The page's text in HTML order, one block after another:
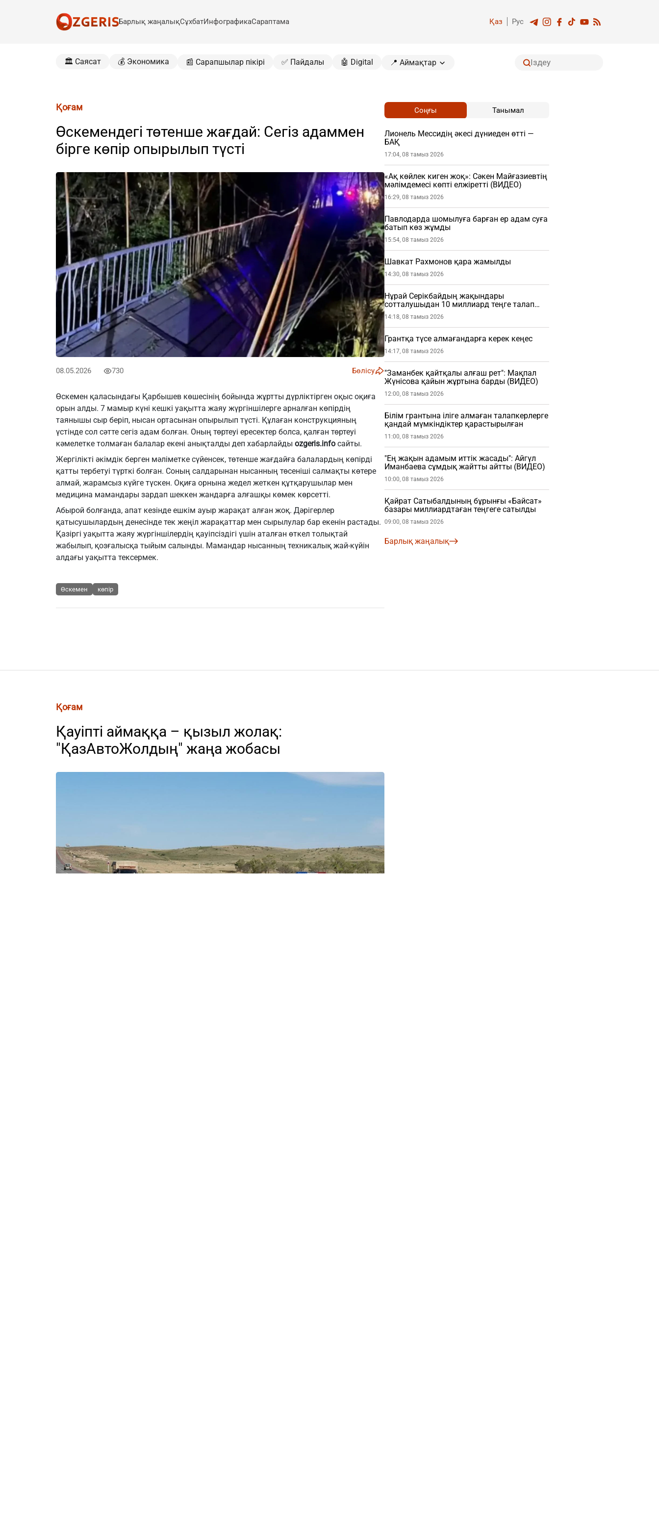
Барлық жаңалықСұхбатИнфографикаСараптама Қаз Рус
🏛️ Саясат 💰 Экономика 📰 Сарапшылар пікірі ✅ Пайдалы 🤖 Digital 📍 Аймақтар
Қоғам
Өскемендегі төтенше жағдай: Сегіз адаммен
бірге көпір опырылып түсті
08.05.2026 730 Бөлісу
Өскемен қаласындағы Қарбышев көшесінің бойында жұртты дүрліктірген оқыс оқиға
орын алды. 7 мамыр күні кешкі уақытта жаяу жүргіншілерге арналған көпірдің
таянышы сыр беріп, нысан ортасынан опырылып түсті. Құлаған конструкцияның
үстінде сол сәтте сегіз адам болған. Оның төртеуі ересектер болса, қалған төртеуі
кәмелетке толмаған балалар екені анықталды деп хабарлайды ozgeris.info сайты.
Жергілікті әкімдік берген мәліметке сүйенсек, төтенше жағдайға балалардың көпірді
қатты тербетуі түрткі болған. Соның салдарынан нысанның төсеніші салмақты көтере
алмай, жарамсыз күйге түскен. Оқиға орнына жедел жеткен құтқарушылар мен
медицина мамандары зардап шеккен жандарға алғашқы көмек көрсетті.
Абырой болғанда, апат кезінде ешкім ауыр жарақат алған жоқ. Дәрігерлер
қатысушылардың денесінде тек жеңіл жарақаттар мен сырылулар бар екенін растады.
Қазіргі уақытта жаяу жүргіншілердің қауіпсіздігі үшін аталған өткел толықтай
жабылып, қозғалысқа тыйым салынды. Мамандар нысанның техникалық жай-күйін
алдағы уақытта тексермек.
Өскемен көпір
Соңғы Танымал
Лионель Мессидің әкесі дүниеден өтті —
БАҚ
17:04, 08 тамыз 2026
«Ақ көйлек киген жоқ»: Сәкен Майғазиевтің
мәлімдемесі көпті елжіретті (ВИДЕО)
16:29, 08 тамыз 2026
Павлодарда шомылуға барған ер адам суға
батып көз жұмды
15:54, 08 тамыз 2026
Шавкат Рахмонов қара жамылды
14:30, 08 тамыз 2026
Нұрай Серікбайдың жақындары
сотталушыдан 10 миллиард теңге талап
етті
14:18, 08 тамыз 2026
Грантқа түсе алмағандарға керек кеңес
14:17, 08 тамыз 2026
"Заманбек қайтқалы алғаш рет": Мақпал
Жүнісова қайын жұртына барды (ВИДЕО)
12:00, 08 тамыз 2026
Білім грантына іліге алмаған талапкерлерге
қандай мүмкіндіктер қарастырылған
11:00, 08 тамыз 2026
"Ең жақын адамым иттік жасады": Айгүл
Иманбаева сұмдық жайтты айтты (ВИДЕО)
10:00, 08 тамыз 2026
Қайрат Сатыбалдының бұрынғы «Байсат»
базары миллиардтаған теңгеге сатылды
09:00, 08 тамыз 2026
Барлық жаңалық
Қоғам
Қауіпті аймаққа – қызыл жолақ:
"ҚазАвтоЖолдың" жаңа жобасы